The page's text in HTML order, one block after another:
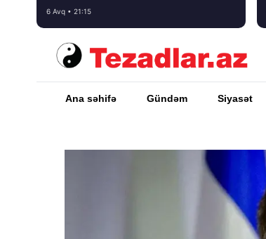
6 Avq • 21:15
Ana səhifə Gündəm Siyasət